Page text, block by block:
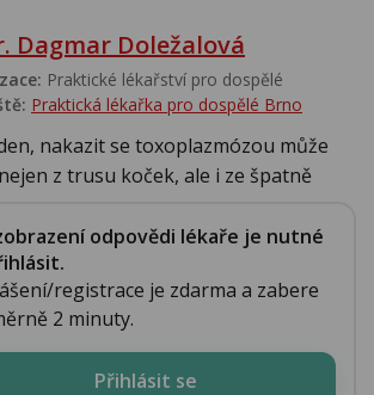
Dagmar Doležalová
Praktické lékařství pro dospělé
Praktická lékařka pro dospělé Brno
nakazit se toxoplazmózou může
z trusu koček, ale i ze špatně
odpovědi lékaře je nutné
registrace je zdarma a zabere
2 minuty.
Přihlásit se